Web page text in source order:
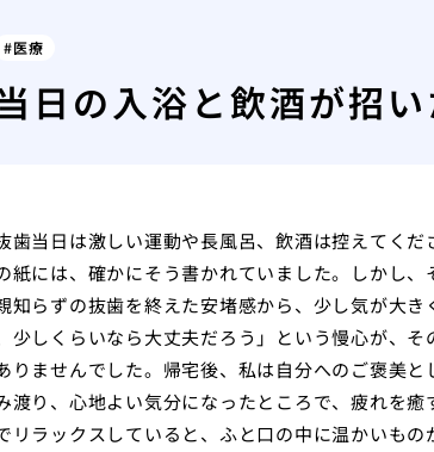
医療
日の入浴と飲酒が招
歯当日は激しい運動や長風呂、飲酒は控えてく
紙には、確かにそう書かれていました。しかし
知らずの抜歯を終えた安堵感から、少し気が大
少しくらいなら大丈夫だろう」という慢心が、
りませんでした。帰宅後、私は自分へのご褒美
渡り、心地よい気分になったところで、疲れを
リラックスしていると、ふと口の中に温かいも